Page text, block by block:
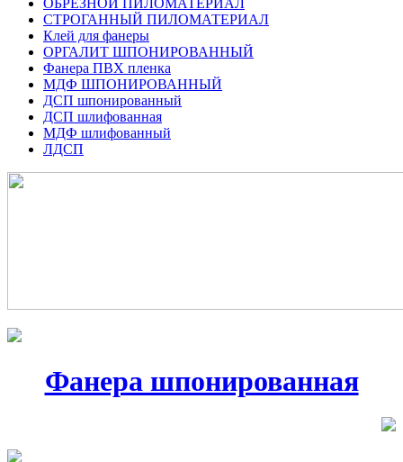
СТРОГАННЫЙ ПИЛОМАТЕРИАЛ
Клей для фанеры
ОРГАЛИТ ШПОНИРОВАННЫЙ
Фанера ПВХ пленка
МДФ ШПОНИРОВАННЫЙ
ДСП шпонированный
ДСП шлифованная
МДФ шлифованный
ЛДСП
Фанера шпонированная